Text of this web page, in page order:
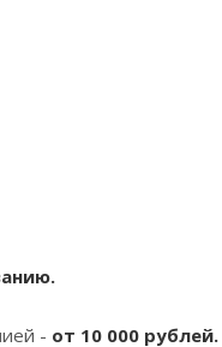
- от 10 000 рублей.